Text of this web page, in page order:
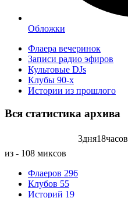
Обложки
Флаера вечеринок
Записи радио эфиров
Культовые DJs
Клубы 90-х
Истории из прошлого
Вся статистика архива
3дня18часов
из - 108 миксов
Флаеров 296
Клубов 55
Историй 19